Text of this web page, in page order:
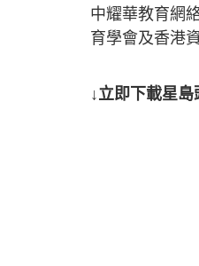
中耀華教育網
育學會及香港
↓立即下載星